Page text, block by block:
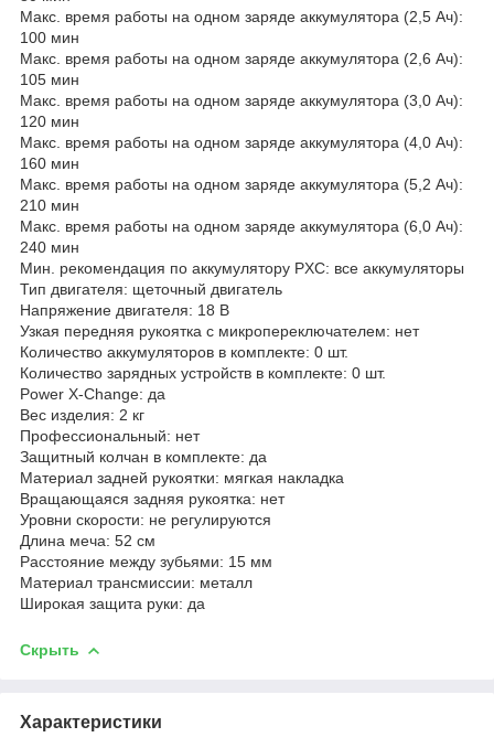
Макс. время работы на одном заряде аккумулятора (2,5 Ач):
100 мин
Макс. время работы на одном заряде аккумулятора (2,6 Ач):
105 мин
Макс. время работы на одном заряде аккумулятора (3,0 Ач):
120 мин
Макс. время работы на одном заряде аккумулятора (4,0 Ач):
160 мин
Макс. время работы на одном заряде аккумулятора (5,2 Ач):
210 мин
Макс. время работы на одном заряде аккумулятора (6,0 Ач):
240 мин
Мин. рекомендация по аккумулятору PXC: все аккумуляторы
Тип двигателя: щеточный двигатель
Напряжение двигателя: 18 В
Узкая передняя рукоятка с микропереключателем: нет
Количество аккумуляторов в комплекте: 0 шт.
Количество зарядных устройств в комплекте: 0 шт.
Power X-Change: да
Вес изделия: 2 кг
Профессиональный: нет
Защитный колчан в комплекте: да
Материал задней рукоятки: мягкая накладка
Вращающаяся задняя рукоятка: нет
Уровни скорости: не регулируются
Длина меча: 52 см
Расстояние между зубьями: 15 мм
Материал трансмиссии: металл
Широкая защита руки: да
Скрыть
Характеристики